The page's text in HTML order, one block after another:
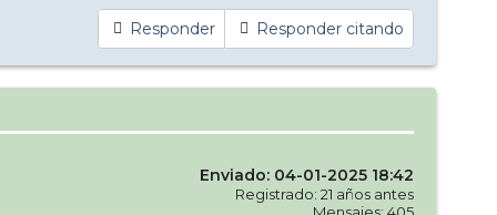
Responder Responder citando
Enviado: 04-01-2025 18:42
Registrado: 21 años antes